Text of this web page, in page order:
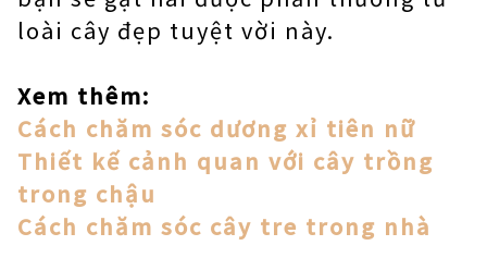
loài cây đẹp tuyệt vời này.
Xem thêm:
Cách chăm sóc dương xỉ tiên nữ
Thiết kế cảnh quan với cây trồng
trong chậu
Cách chăm sóc cây tre trong nhà